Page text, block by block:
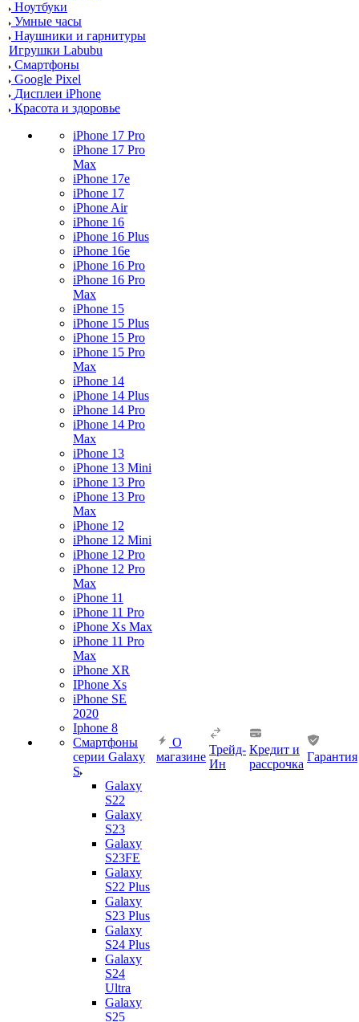
Ноутбуки
Умные часы
Наушники и гарнитуры
Игрушки Labubu
Смартфоны
Google Pixel
Дисплеи iPhone
Красота и здоровье
iPhone 17 Pro
iPhone 17 Pro
Max
iPhone 17e
iPhone 17
iPhone Air
iPhone 16
iPhone 16 Plus
iPhone 16e
iPhone 16 Pro
iPhone 16 Pro
Max
iPhone 15
iPhone 15 Plus
iPhone 15 Pro
iPhone 15 Pro
Max
iPhone 14
iPhone 14 Plus
iPhone 14 Pro
iPhone 14 Pro
Max
iPhone 13
iPhone 13 Mini
iPhone 13 Pro
iPhone 13 Pro
Max
iPhone 12
iPhone 12 Mini
iPhone 12 Pro
iPhone 12 Pro
Max
iPhone 11
iPhone 11 Pro
iPhone Xs Max
iPhone 11 Pro
Max
iPhone XR
IPhone Xs
iPhone SE
2020
Iphone 8
Смартфоны
серии Galaxy
S
Galaxy
S22
Galaxy
S23
Galaxy
S23FE
Galaxy
S22 Plus
Galaxy
S23 Plus
Galaxy
S24 Plus
Galaxy
S24
Ultra
Galaxy
S25
О
магазине
Трейд-
Ин
Кредит и
рассрочка
Гарантия